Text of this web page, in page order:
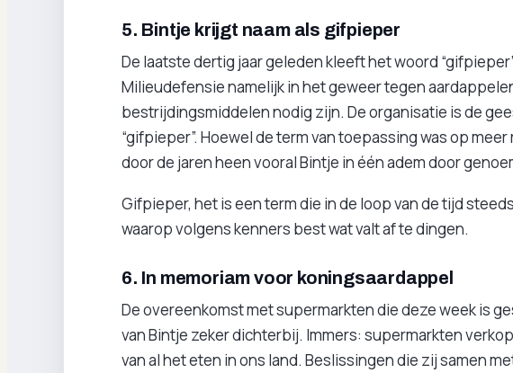
5. Bintje krijgt naam als gifpieper
De laatste dertig jaar geleden kleeft het woord
Milieudefensie namelijk in het geweer tegen
bestrijdingsmiddelen nodig zijn. De organisatie is de
“gifpieper”. Hoewel de term van toepassing was op
door de jaren heen vooral Bintje in één adem door
Gifpieper, het is een term die in de loop van de tijd
waarop volgens kenners best wat valt af te dingen.
6. In memoriam voor koningsaardappel
De overeenkomst met supermarkten die deze week is
van Bintje zeker dichterbij. Immers: supermarkten
van al het eten in ons land. Beslissingen die zij samen